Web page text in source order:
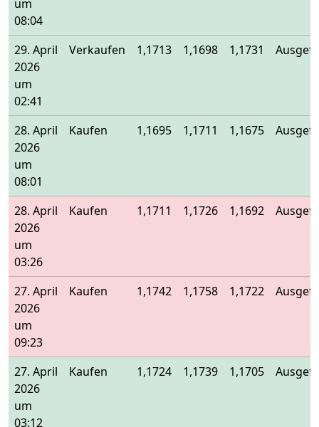
um
08:04
29. April
2026
um
02:41
Verkaufen 1,1713 1,1698 1,1731
28. April
2026
um
08:01
Kaufen 1,1695 1,1711 1,1675
28. April
2026
um
03:26
Kaufen 1,1711 1,1726 1,1692
27. April
2026
um
09:23
Kaufen 1,1742 1,1758 1,1722
27. April
2026
um
03:12
Kaufen 1,1724 1,1739 1,1705